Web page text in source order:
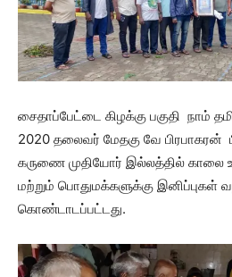
சைதாப்பேட்டை கிழக்கு பகுதி நாம்
2020 தலைவர் மேதகு வே பிரபாகரன்
கருணை முதியோர் இல்லத்தில் காலை
மற்றும் பொதுமக்களுக்கு இனிப்புகள்
கொண்டாடப்பட்டது.